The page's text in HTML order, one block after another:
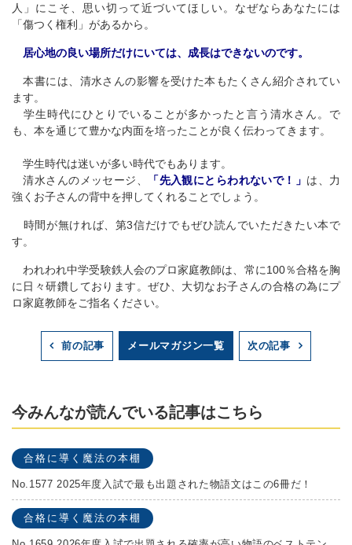
人」にこそ、思い切って近づいてほしい。なぜならあなたには
「傷つく権利」があるから。
居心地の良い場所だけにいては、成長はできないのです。
本書には、清水さんの影響を受けた本もたくさん紹介されてい
ます。
学生時代にひとりでいることが多かったと言う清水さん。で
も、本を通じて豊かな内面を培ったことが良く伝わってきます。
学生時代は迷いが多い時代でもあります。
清水さんのメッセージ、
「先入観にとらわれないで！」 は、力
強くお子さんの背中を押してくれることでしょう。
時間が無ければ、第3信だけでもぜひ読んでいただきたい本で
す。
われわれ中学受験鉄人会のプロ家庭教師は、常に100％合格を胸
に日々研鑽しております。ぜひ、大切なお子さんの合格の為にプ
ロ家庭教師をご指名ください。
前の記事 メールマガジン一覧 次の記事
今みんなが読んでいる記事はこちら
合格に導く魔法の本棚
No.1577 2025年度入試で最も出題された物語文はこの6冊だ！
合格に導く魔法の本棚